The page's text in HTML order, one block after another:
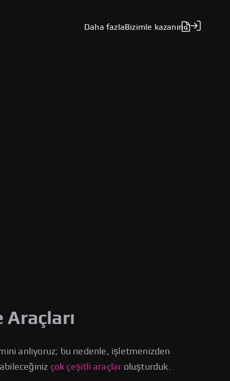
Daha fazla Bizimle kazanın
anlıyoruz; bu nedenle, işletmenizden
çok çeşitli araçlar oluşturduk.